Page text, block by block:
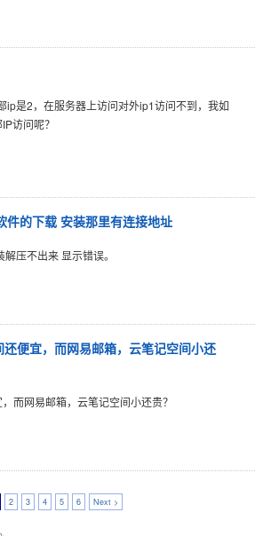
ip是2，在服务器上访问对外ip1访问不到，我如
访问呢？
的下载 安装那里有连接地址
压不出来 显示错误。
便宜，而网易邮箱，云笔记空间小还
而网易邮箱，云笔记空间小还贵？
2 3 4 5 6 Next >